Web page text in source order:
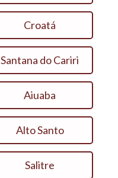
Croatá
Santana do Cariri
Aiuaba
Alto Santo
Salitre